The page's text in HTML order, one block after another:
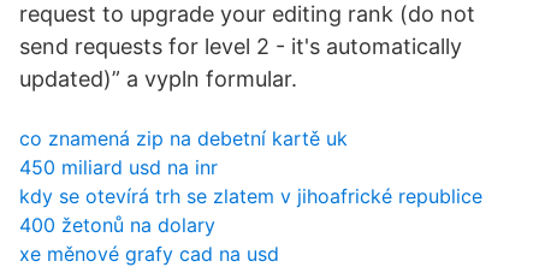
request to upgrade your editing rank (do not
send requests for level 2 - it's automatically
updated)” a vypln formular.
co znamená zip na debetní kartě uk
450 miliard usd na inr
kdy se otevírá trh se zlatem v jihoafrické republice
400 žetonů na dolary
xe měnové grafy cad na usd